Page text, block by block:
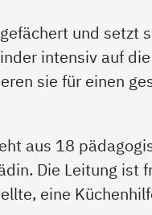
und setzt
intensiv auf
sie für einen
aus 18
Die Leitung ist
eine